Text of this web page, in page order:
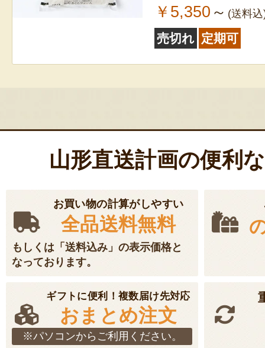
￥5,350 ～ (送料
売切れ 定期可
山形直送計画の便利
お買い物の計算がしやすい
全品送料無料
もしくは「送料込み」の表示価格と
なっております。
ギフトに便利！複数届け先対応
おまとめ注文
※パソコンからご利用ください。